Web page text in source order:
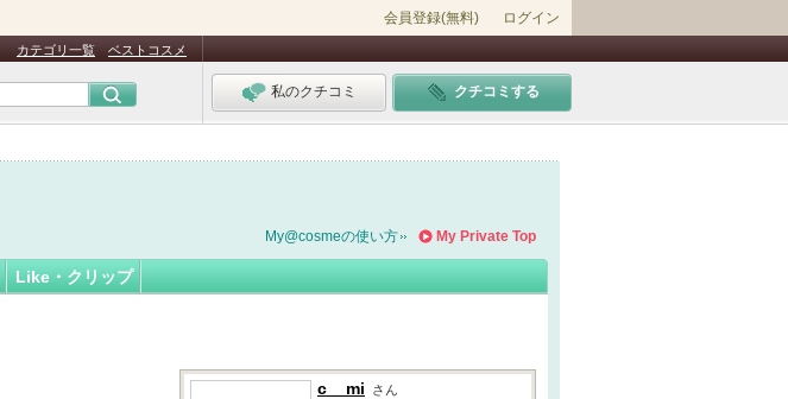
会員登録(無料) ログイン
カテゴリ一覧 ベストコスメ
私のクチコミ クチコミする
My Private Top
My@cosmeの使い方
Like・クリップ
c__mi さん